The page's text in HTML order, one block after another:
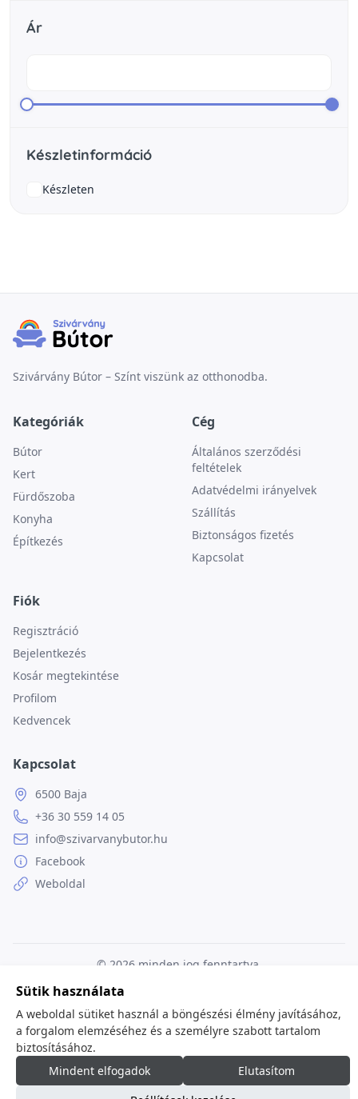
Ár
Készletinformáció
Készleten
Szivárvány Bútor – Színt viszünk az otthonodba.
Kategóriák
Bútor
Kert
Fürdőszoba
Konyha
Építkezés
Cég
Általános szerződési
feltételek
Adatvédelmi irányelvek
Szállítás
Biztonságos fizetés
Kapcsolat
Fiók
Regisztráció
Bejelentkezés
Kosár megtekintése
Profilom
Kedvencek
Kapcsolat
6500 Baja
+36 30 559 14 05
info@szivarvanybutor.hu
Facebook
Weboldal
© 2026 minden jog fenntartva.
Sütik használata
A weboldal sütiket használ a böngészési élmény javításához,
a forgalom elemzéséhez és a személyre szabott tartalom
biztosításához.
Mindent elfogadok
Elutasítom